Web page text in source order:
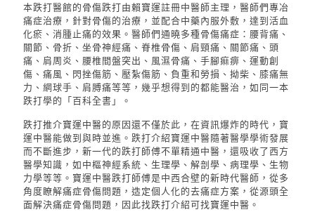
本跌打醫館的骨傷跌打由賴寶運註冊中醫師主理，醫師們專冶
痛症治療，針對骨傷的治療，並配合中藥內服外敷，達到活血
化瘀、消腫止痛的效果。醫師們通曉多種骨傷痛症：腰背痛、
關節、骨折、坐骨神經痛、脊椎骨傷、肩頸痛、關節痛、頭
痛、肩周炎、腰椎間盤突出、風濕骨痛、手腳痲痹、運動創
傷、痛風、閃挫傷筋、壓紮傷筋、負重和勞損、拗柴、膝痛無
力、網球手、肩膊痛等等，幾乎想得到的都能醫治，如同一本
跌打學的「百科全書」。
跌打推介寶運中醫的原因還不僅於此，在資訊爆炸的時代，寶
運中醫能做到與時並進。 跌打介紹寶運中醫隨著醫學學術發展
而不斷進步，新一代的跌打師傅不單精通中醫，還吸收了西方
醫學知識，如中樞神經系統、生理學、解剖學、病理學、生物
力學等等。寶運中醫跌打師傅是中西合壁的新時代醫師，從多
角度瞭解痛症骨傷問題，造定個人化的去痛症方案，從源頭全
面解決痛症骨傷問題， 因此找跌打介紹可找寶運中醫。